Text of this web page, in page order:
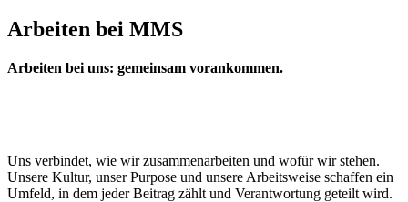
Arbeiten bei MMS
Arbeiten bei uns: gemeinsam vorankommen.
Uns verbindet, wie wir zusammenarbeiten und wofür wir stehen.
Unsere Kultur, unser Purpose und unsere Arbeitsweise schaffen ein
Umfeld, in dem jeder Beitrag zählt und Verantwortung geteilt wird.